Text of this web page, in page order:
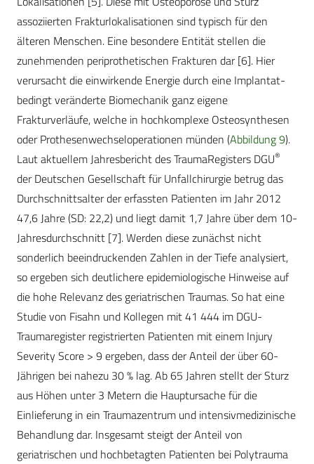
assoziierten Frakturlokalisationen sind typisch für den
älteren Menschen. Eine besondere Entität stellen die
zunehmenden periprothetischen Frakturen dar [6]. Hier
verursacht die einwirkende Energie durch eine Implantat-
bedingt veränderte Biomechanik ganz eigene
Frakturverläufe, welche in hochkomplexe Osteosynthesen
oder Prothesenwechseloperationen münden (Abbildung 9).
Laut aktuellem Jahresbericht des TraumaRegisters DGU®
der Deutschen Gesellschaft für Unfallchirurgie betrug das
Durchschnittsalter der erfassten Patienten im Jahr 2012
47,6 Jahre (SD: 22,2) und liegt damit 1,7 Jahre über dem 10-
Jahresdurchschnitt [7]. Werden diese zunächst nicht
sonderlich beeindruckenden Zahlen in der Tiefe analysiert,
so ergeben sich deutlichere epidemiologische Hinweise auf
die hohe Relevanz des geriatrischen Traumas. So hat eine
Studie von Fisahn und Kollegen mit 41 444 im DGU-
Traumaregister registrierten Patienten mit einem Injury
Severity Score > 9 ergeben, dass der Anteil der über 60-
Jährigen bei nahezu 30 % lag. Ab 65 Jahren stellt der Sturz
aus Höhen unter 3 Metern die Hauptursache für die
Einlieferung in ein Traumazentrum und intensivmedizinische
Behandlung dar. Insgesamt steigt der Anteil von
geriatrischen und hochbetagten Patienten bei Polytrauma